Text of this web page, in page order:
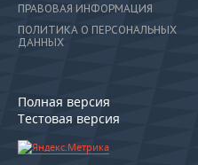
ПРАВОВАЯ ИНФОРМАЦИЯ
ПОЛИТИКА О ПЕРСОНАЛЬНЫХ
ДАННЫХ
Полная версия
Тестовая версия